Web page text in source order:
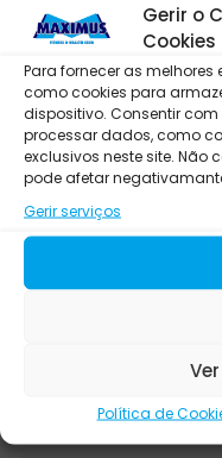
Gerir o
Cookies
Para fornecer as
como cookies para
dispositivo. Consentir
processar dados, como
exclusivos neste site. Não
pode afetar
Gerir serviços
Política de
VIMERSON